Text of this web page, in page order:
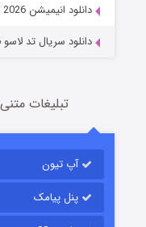
دانلود انیمیشن Star Wars: The Ninth Jedi 2026
دانلود سریال تد لاسو Ted Lasso 2020-2026
تبلیغات متنی
آپ تیون
پنل پیامک